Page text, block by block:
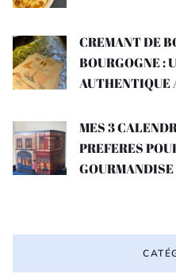
CREMANT DE
BOURGOGNE :
AUTHENTIQUE
MES 3
PREFERES
GOURMANDISE